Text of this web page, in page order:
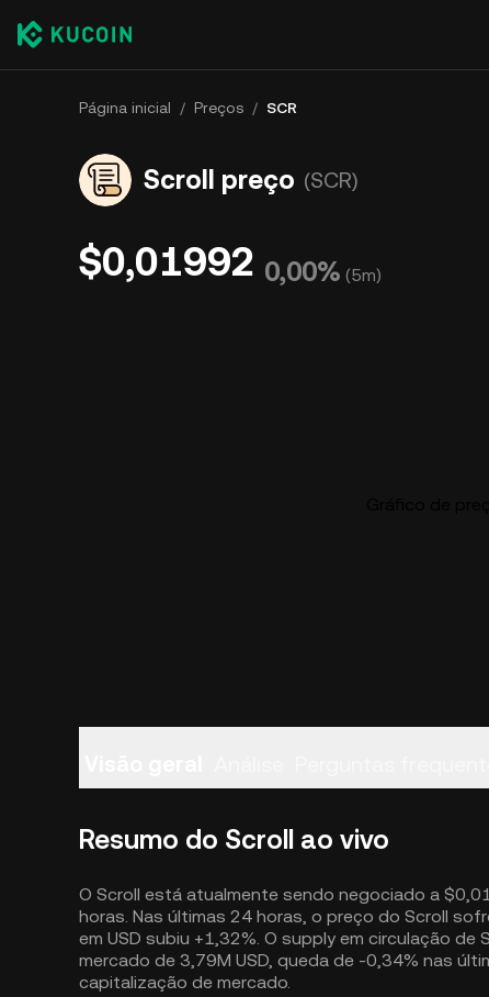
Página inicial / Preços / SCR
Scroll preço (SCR)
$0,01992 0,00% (5m)
Resumo do Scroll ao vivo
O Scroll está atualmente sendo negociado a
horas. Nas últimas 24 horas, o preço do Scroll
em USD subiu +1,32%. O supply em circulação
mercado de 3,79M USD, queda de -0,34% nas
capitalização de mercado.